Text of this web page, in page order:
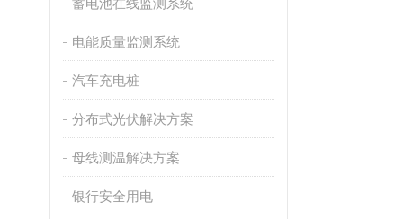
蓄电池在线监测系统
电能质量监测系统
汽车充电桩
分布式光伏解决方案
母线测温解决方案
银行安全用电